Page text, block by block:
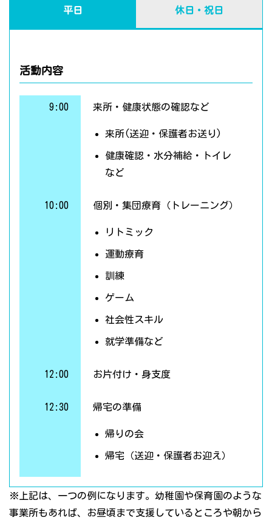
平日 休日・祝日
活動内容
9:00 来所・健康状態の確認など
来所(送迎・保護者お送り)
健康確認・水分補給・トイレ
など
10:00 個別・集団療育（トレーニング）
リトミック
運動療育
訓練
ゲーム
社会性スキル
就学準備など
12:00 お片付け・身支度
12:30 帰宅の準備
帰りの会
帰宅（送迎・保護者お迎え）
※上記は、一つの例になります。幼稚園や保育園のような
事業所もあれば、お昼頃まで支援しているところや朝から